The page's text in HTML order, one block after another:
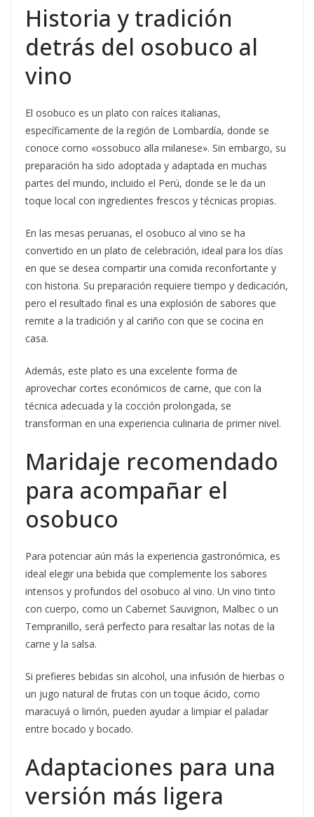
Historia y tradición
detrás del osobuco al
vino
El osobuco es un plato con raíces italianas,
específicamente de la región de Lombardía, donde se
conoce como «ossobuco alla milanese». Sin embargo, su
preparación ha sido adoptada y adaptada en muchas
partes del mundo, incluido el Perú, donde se le da un
toque local con ingredientes frescos y técnicas propias.
En las mesas peruanas, el osobuco al vino se ha
convertido en un plato de celebración, ideal para los días
en que se desea compartir una comida reconfortante y
con historia. Su preparación requiere tiempo y dedicación,
pero el resultado final es una explosión de sabores que
remite a la tradición y al cariño con que se cocina en
casa.
Además, este plato es una excelente forma de
aprovechar cortes económicos de carne, que con la
técnica adecuada y la cocción prolongada, se
transforman en una experiencia culinaria de primer nivel.
Maridaje recomendado
para acompañar el
osobuco
Para potenciar aún más la experiencia gastronómica, es
ideal elegir una bebida que complemente los sabores
intensos y profundos del osobuco al vino. Un vino tinto
con cuerpo, como un Cabernet Sauvignon, Malbec o un
Tempranillo, será perfecto para resaltar las notas de la
carne y la salsa.
Si prefieres bebidas sin alcohol, una infusión de hierbas o
un jugo natural de frutas con un toque ácido, como
maracuyá o limón, pueden ayudar a limpiar el paladar
entre bocado y bocado.
Adaptaciones para una
versión más ligera